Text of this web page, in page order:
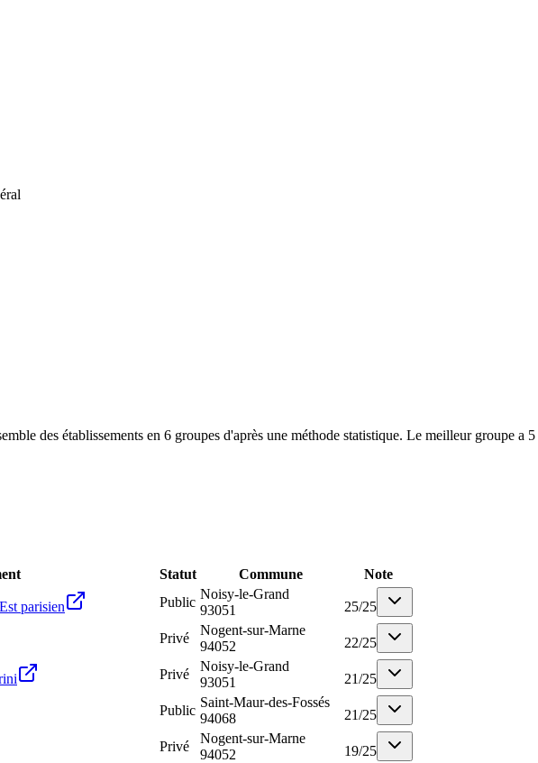
des établissements en 6 groupes d'après une méthode statistique. Le meilleur groupe
Statut Commune
Note
parisien Public
Noisy-le-Grand
93051
25/25
Privé
Nogent-sur-Marne
94052
22/25
Privé
Noisy-le-Grand
93051
21/25
Public
Saint-Maur-des-Fossés
94068
21/25
Privé
Nogent-sur-Marne
94052
19/25